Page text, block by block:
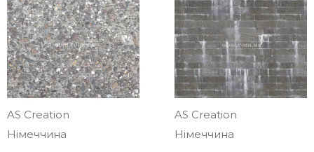
Артикул: 1024975
Купити
1671 грн/панно Під
замовлення термін
поставки до 1,5 міс.
Артикул: 1024983
Купити
1671 грн/панно Під
замовлення термін
поставки до 1,5 міс.